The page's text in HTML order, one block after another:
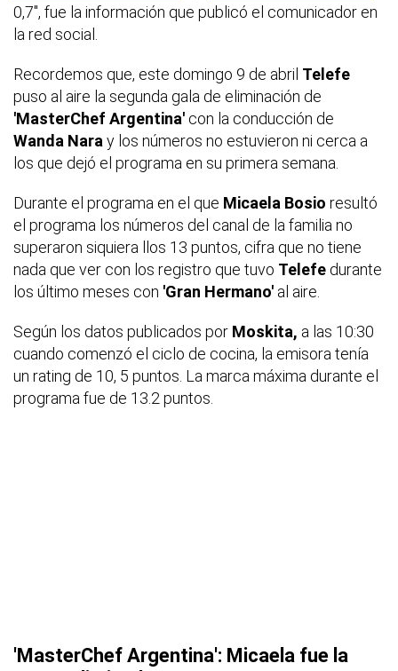
0,7", fue la información que publicó el comunicador en
la red social.
Recordemos que, este domingo 9 de abril Telefe
puso al aire la segunda gala de eliminación de
'MasterChef Argentina' con la conducción de
Wanda Nara y los números no estuvieron ni cerca a
los que dejó el programa en su primera semana.
Durante el programa en el que Micaela Bosio resultó
el programa los números del canal de la familia no
superaron siquiera llos 13 puntos, cifra que no tiene
nada que ver con los registro que tuvo Telefe durante
los último meses con 'Gran Hermano' al aire.
Según los datos publicados por Moskita, a las 10:30
cuando comenzó el ciclo de cocina, la emisora tenía
un rating de 10, 5 puntos. La marca máxima durante el
programa fue de 13.2 puntos.
'MasterChef Argentina': Micaela fue la